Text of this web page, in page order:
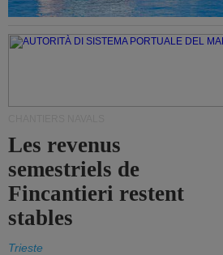
Les revenus
semestriels de
Fincantieri restent
stables
Trieste